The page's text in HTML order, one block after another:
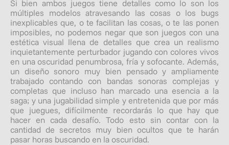
Si bien ambos juegos tiene detalles como lo son los
múltiples modelos atravesando las cosas o los bugs
inexplicables que, o te facilitan las cosas, o te las ponen
imposibles, no podemos negar que son juegos con una
estética visual llena de detalles que crea un realismo
inquietantemente perturbador jugando con colores vivos
en una oscuridad penumbrosa, fría y sofocante. Además,
un diseño sonoro muy bien pensado y ampliamente
trabajado contando con bandas sonoras complejas y
completas que incluso han marcado una esencia a la
saga; y una jugabilidad simple y entretenida que por más
que juegues, difícilmente recordarás lo que hay que
hacer en cada desafío. Todo esto sin contar con la
cantidad de secretos muy bien ocultos que te harán
pasar horas buscando en la oscuridad.